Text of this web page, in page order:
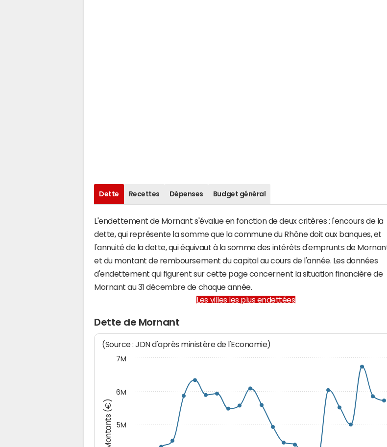
Dette Recettes Dépenses Budget général
L'endettement de Mornant s'évalue en fonction de deux critères : l'encours de la
dette, qui représente la somme que la commune du Rhône doit aux banques, et
l'annuité de la dette, qui équivaut à la somme des intérêts d'emprunts de
et du montant de remboursement du capital au cours de l'année. Les données
d'endettement qui figurent sur cette page concernent la situation financière de
Mornant au 31 décembre de chaque année.
Les villes les plus endettées
Dette de Mornant
Montants (€)
(Source : JDN d'après ministère de l'Economie)
5M
6M
7M